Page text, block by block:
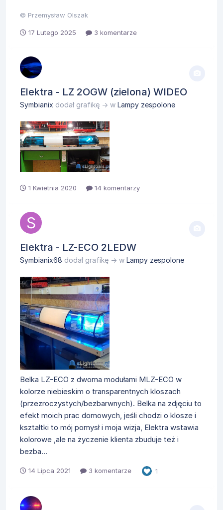
© Przemysław Olszak
17 Lutego 2025 3 komentarze
Elektra - LZ 2OGW (zielona) WIDEO
Symbianix dodał grafikę → w Lampy zespolone
1 Kwietnia 2020 14 komentarzy
Elektra - LZ-ECO 2LEDW
Symbianix68 dodał grafikę → w Lampy zespolone
Belka LZ-ECO z dwoma modułami MLZ-ECO w
kolorze niebieskim o transparentnych kloszach
(przezroczystych/bezbarwnych). Belka na zdjęciu to
efekt moich prac domowych, jeśli chodzi o klosze i
kształtki to mój pomysł i moja wizja, Elektra wstawia
kolorowe ,ale na życzenie klienta zbuduje też i
bezba...
14 Lipca 2021 3 komentarze 1